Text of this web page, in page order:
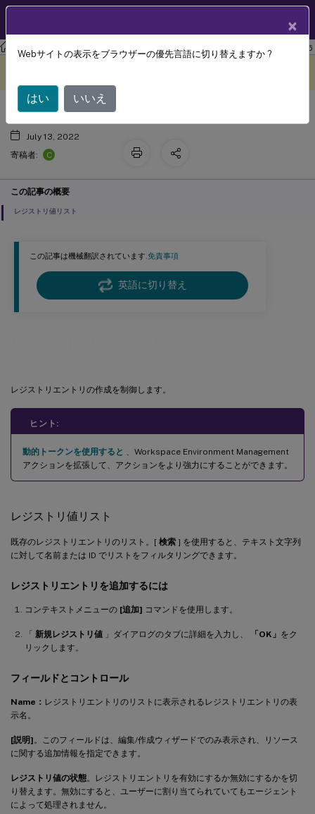
ワークスペース環境管理 Workspace Environment Management 2106
この記事は機械翻訳されています.免責事項
英語に切り替え
レジストリエントリの作成を制御します。
ヒント:
動的トークンを使用すると
、Workspace Environment Management
アクションを拡張して、アクションをより強力にすることができます。
レジストリ値リスト
既存のレジストリエントリのリスト。[ 検索 ] を使用すると、テキスト文字列
に対して名前または ID でリストをフィルタリングできます。
レジストリエントリを追加するには
コンテキストメニューの [追加] コマンドを使用します。
「 新規レジストリ値 」ダイアログのタブに詳細を入力し、 「OK」 をク
リックします。
フィールドとコントロール
Name： レジストリエントリのリストに表示されるレジストリエントリの表
示名。
[説明] 。このフィールドは、編集/作成ウィザードでのみ表示され、リソース
に関する追加情報を指定できます。
レジストリ値の状態。レジストリエントリを有効にするか無効にするかを切
り替えます。無効にすると、ユーザーに割り当てられていてもエージェント
によって処理されません。
レジストリエントリ
July 13, 2022
寄稿者:
C
この記事の概要
レジストリ値リスト
×
Webサイトの表示をブラウザーの優先言語に切り替えますか ?
はい いいえ